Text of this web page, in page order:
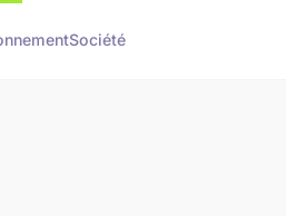
Société